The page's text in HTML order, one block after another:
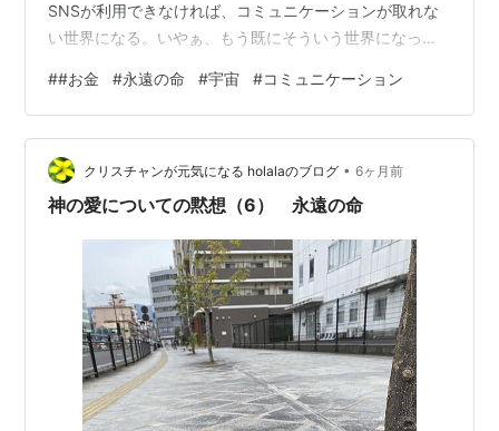
SNSが利用できなければ、コミュニケーションが取れな
い世界になる。いやぁ、もう既にそういう世界になって
いる。肉体を不要の長物として考えるようになってきて
いる。時々不具合が起こる肉体などは邪魔な存在だし
な。アレルギーですら拒否する意識を全員が共有して
る。この環境が進むのであれば、意識だけをコンピュー
ターの中に閉じ込めてしまえば、人そのものは必要なく
##お金 #永遠の命 #宇宙 #コミュニケーション
クリスチャンが元気になる holalaのブログ • 6ヶ月前
神の愛についての黙想（6） 永遠の命